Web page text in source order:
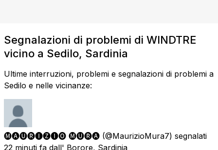
Segnalazioni di problemi di WINDTRE
vicino a Sedilo, Sardinia
Ultime interruzioni, problemi e segnalazioni di problemi a
Sedilo e nelle vicinanze:
🅜🅐🅤🅡🅘🅩🅘🅞 🅜🅤🅡🅐 (@MaurizioMura7) segnalati
22 minuti fa dall' Borore, Sardinia